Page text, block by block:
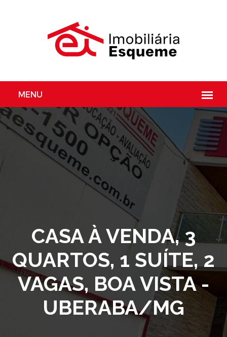
CASA À VENDA, 3
QUARTOS, 1 SUÍTE, 2
VAGAS, BOA VISTA -
UBERABA/MG